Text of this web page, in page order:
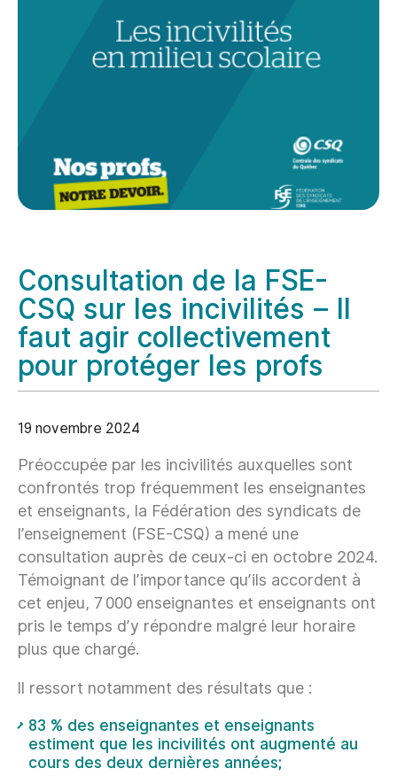
Consultation de la FSE-
CSQ sur les incivilités – Il
faut agir collectivement
pour protéger les profs
19 novembre 2024
Préoccupée par les incivilités auxquelles sont
confrontés trop fréquemment les enseignantes
et enseignants, la Fédération des syndicats de
l’enseignement (FSE-CSQ) a mené une
consultation auprès de ceux-ci en octobre 2024.
Témoignant de l’importance qu’ils accordent à
cet enjeu, 7 000 enseignantes et enseignants ont
pris le temps d’y répondre malgré leur horaire
plus que chargé.
Il ressort notamment des résultats que :
83 % des enseignantes et enseignants
estiment que les incivilités ont augmenté au
cours des deux dernières années;